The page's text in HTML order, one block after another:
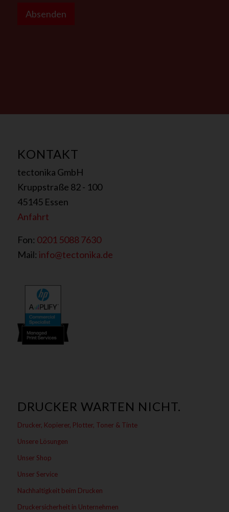
a
Absenden
KONTAKT
tectonika GmbH
Kruppstraße 82 - 100
45145 Essen
Anfahrt
Fon: 0201 5088 7630
Mail: info@tectonika.de
DRUCKER WARTEN NICHT.
Drucker, Kopierer, Plotter, Toner & Tinte
Unsere Lösungen
Unser Shop
Unser Service
Nachhaltigkeit beim Drucken
Druckersicherheit in Unternehmen